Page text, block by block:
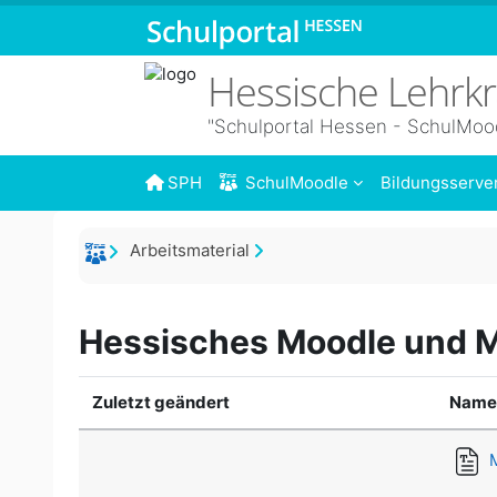
Zum Hauptinhalt
Hessische
"Schulportal Hessen -
SPH SchulMoodle
Arbeitsmaterial
Hessisches Moodle und
Zuletzt geändert Name